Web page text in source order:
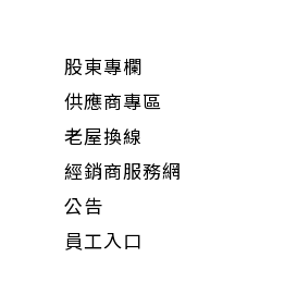
股東專欄
供應商專區
老屋換線
經銷商服務網
公告
員工入口